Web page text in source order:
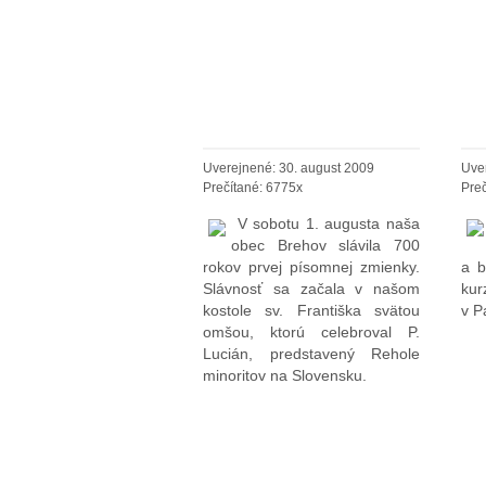
Uverejnené: 30. august 2009
Prečítané: 6775x
V sobotu 1. augusta naša
obec Brehov slávila 700
rokov prvej písomnej zmienky.
Slávnosť sa začala v našom
kostole sv. Františka svätou
omšou, ktorú celebroval P.
Lucián, predstavený Rehole
minoritov na Slovensku.
a
v